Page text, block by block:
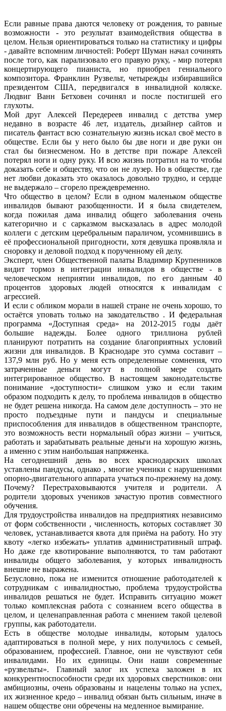
Если равные права даются человеку от рождения, то равные
возможности - это результат взаимодействия общества в
целом. Нельзя ориентироваться только на статистику и цифры
- давайте вспомним личностей: Роберт Шуман начал сочинять
после того, как парализовало его правую руку, - мир потерял
концертирующего пианиста, но приобрел гениального
композитора. Франклин Рузвельт, четырежды избиравшийся
президентом США, передвигался в инвалидной коляске.
Людвиг Ванн Бетховен сочинял и после постигшей его
глухоты.
Мой друг Алексей Передереев инвалид с детства умер
недавно в возрасте 46 лет, издатель, дизайнер сайтов и
писатель фантаст всю сознательную жизнь искал своё место в
обществе. Если бы у него было бы две ноги и две руки он
стал бы бизнесменом. Но в детстве при пожаре Алексей
потерял ноги и одну руку. И всю жизнь потратил на то чтобы
доказать себе и обществу, что он не лузер. Но в обществе, где
нет любви доказать это оказалось довольно трудно, и сердце
не выдержало – сгорело преждевременно.
Что общество в целом? Если в одном маленьком обществе
инвалидов бывают разобщенности. И я была свидетелем,
когда пожилая дама инвалид общего заболевания очень
категорично и с сарказмом высказалась в адрес молодой
коллеги с детским церебральным параличом, усомнившись в
её профессиональной пригодности, хотя девушка проявляла и
сноровку и деловой подход к порученному ей делу.
Эксперт, член Общественной палаты Владимир Крупенников
видит тормоз в интеграции инвалидов в обществе - в
человеческом неприятии инвалидов, по его данным 40
процентов здоровых людей относятся к инвалидам с
агрессией.
И если с обликом морали в нашей стране не очень хорошо, то
остаётся уповать только на закодательство . И федеральная
программа «Доступная среда» на 2012-2015 годы даёт
большие надежды. Более одного триллиона рублей
планируют потратить на создание благоприятных условий
жизни для инвалидов. В Краснодаре это сумма составит –
137,9 млн руб. Но у меня есть определенные сомнения, что
затраченные деньги могут в полной мере создать
интегрированное общество. В настоящем законодательстве
понимание «доступности» слишком узко и если таким
образом подходить к делу, то проблема инвалидов в общество
не будет решена никогда. На самом деле доступность – это не
просто подъездные пути и пандусы и специальные
приспособления для инвалидов в общественном транспорте,
это возможность вести нормальный образ жизни – учиться,
работать и зарабатывать реальные деньги на хорошую жизнь,
а именно с этим наибольшая напряженка.
На сегоднешний день во всех краснодарских школах
уставлены пандусы, однако , многие ученики с нарушениями
опорно-двигательного аппарата учаться по-прежнему на дому.
Почему? Перестраховываются учителя и родители. А
родители здоровых учеников зачастую против совместного
обучения.
Для трудоустройства инвалидов на предприятиях независимо
от форм собственности , численность, которых составляет 30
человек, устанавливается квота для приёма на работу. Но эту
квоту «легко избежать» уплатив административный штраф.
Но даже где квотирование выполняются, то там работают
инвалиды общего заболевания, у которых инвалидность
внешне не выражена.
Безусловно, пока не изменится отношение работодателей к
сотрудникам с инвалидностью, проблема трудоустройства
инвалидов решаться не будет. Исправить ситуацию может
только комплексная работа с сознанием всего общества в
целом, и целенаправленная работа с мнением такой целевой
группы, как работодатели.
Есть в обществе молодые инвалиды, которым удалось
адаптироваться в полной мере, у них получилось с семьей,
образованием, профессией. Главное, они не чувствуют себя
инвалидами. Но их единицы. Они наши современные
«рузвельты». Главный залог их успеха заложен в их
конкурентноспособности среди их здоровых сверстников: они
амбициозны, очень образованы и нацелены только на успех,
их жизненное кредо – инвалид обязан быть сильным, иначе в
нашем обществе они обречены на медленное вымирание.